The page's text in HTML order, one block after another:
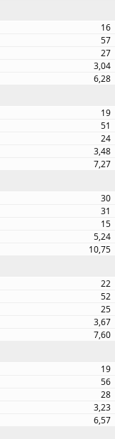
16
57
27
3,04
6,28
19
51
24
3,48
7,27
30
31
15
5,24
10,75
22
52
25
3,67
7,60
19
56
28
3,23
6,57